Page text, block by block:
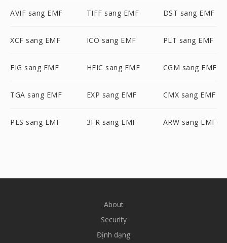
AVIF sang EMF TIFF sang EMF DST sang EMF
XCF sang EMF ICO sang EMF PLT sang EMF
FIG sang EMF HEIC sang EMF CGM sang EMF
TGA sang EMF EXP sang EMF CMX sang EMF
PES sang EMF 3FR sang EMF ARW sang EMF
About
Security
Định dạng